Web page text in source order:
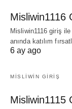
Misliwin1116
Misliwin1116 giriş
anında katılım
6 ay ago
MISLIWIN GIRIŞ
Misliwin1115